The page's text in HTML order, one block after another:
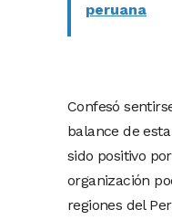
peruana
Confesó
balance de
sido positivo
organización
regiones del